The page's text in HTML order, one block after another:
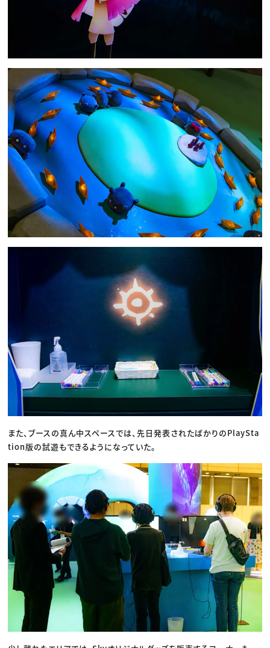
また、ブースの真ん中スペースでは、先日発表されたばかりのPlaySta
tion版の試遊もできるようになっていた。